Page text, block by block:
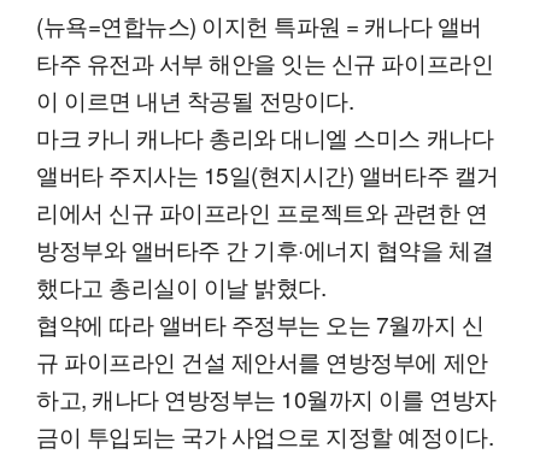
(뉴욕=연합뉴스) 이지헌 특파원 = 캐나다 앨버
타주 유전과 서부 해안을 잇는 신규 파이프라인
이 이르면 내년 착공될 전망이다.
마크 카니 캐나다 총리와 대니엘 스미스 캐나다
앨버타 주지사는 15일(현지시간) 앨버타주 캘거
리에서 신규 파이프라인 프로젝트와 관련한 연
방정부와 앨버타주 간 기후·에너지 협약을 체결
했다고 총리실이 이날 밝혔다.
협약에 따라 앨버타 주정부는 오는 7월까지 신
규 파이프라인 건설 제안서를 연방정부에 제안
하고, 캐나다 연방정부는 10월까지 이를 연방자
금이 투입되는 국가 사업으로 지정할 예정이다.